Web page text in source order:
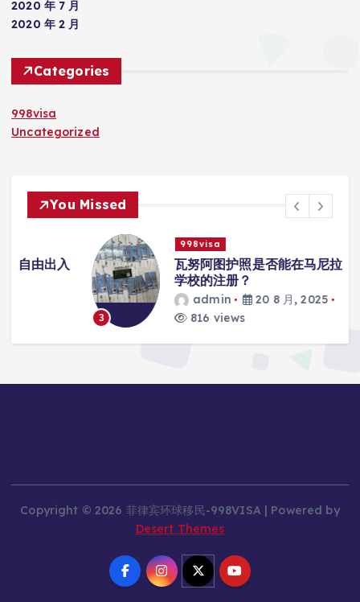
2020 年 7 月
2020 年 2 月
Categories
998visa
Uncategorized
You Missed
998visa
瓦努阿图护照是否能在马尼拉使用国际
学校的注册？
admin
20 8 月, 2025
816 views
Copyright © 2026 菲律宾环球移民-998VISA | Powered by
Desert Themes